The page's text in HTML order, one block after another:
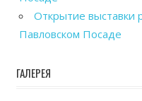
Открытие выставки
Павловском Посаде
ГАЛЕРЕЯ